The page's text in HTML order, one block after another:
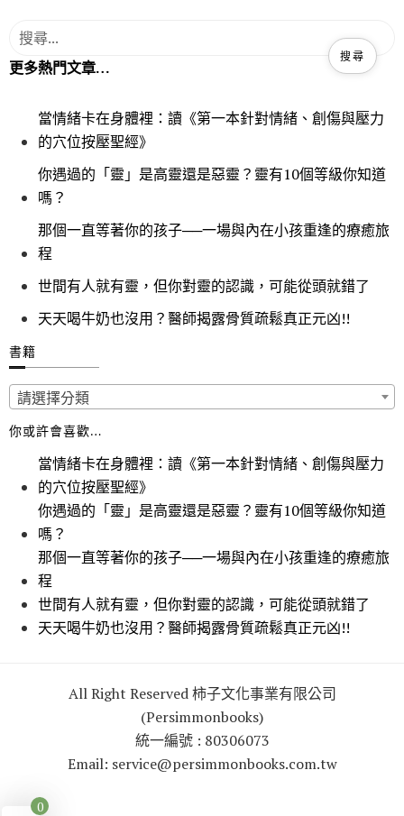
更多熱門文章…
當情緒卡在身體裡：讀《第一本針對情緒、創傷與壓力
的穴位按壓聖經》
你遇過的「靈」是高靈還是惡靈？靈有10個等級你知道
嗎？
那個一直等著你的孩子──一場與內在小孩重逢的療癒旅
程
世間有人就有靈，但你對靈的認識，可能從頭就錯了
天天喝牛奶也沒用？醫師揭露骨質疏鬆真正元凶!!
書籍
請選擇分類
你或許會喜歡…
當情緒卡在身體裡：讀《第一本針對情緒、創傷與壓力
的穴位按壓聖經》
你遇過的「靈」是高靈還是惡靈？靈有10個等級你知道
嗎？
那個一直等著你的孩子──一場與內在小孩重逢的療癒旅
程
世間有人就有靈，但你對靈的認識，可能從頭就錯了
天天喝牛奶也沒用？醫師揭露骨質疏鬆真正元凶!!
All Right Reserved 柿子文化事業有限公司
(Persimmonbooks)
統一編號 : 80306073
Email: service@persimmonbooks.com.tw
0